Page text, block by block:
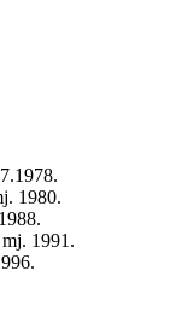
1980.
1991.